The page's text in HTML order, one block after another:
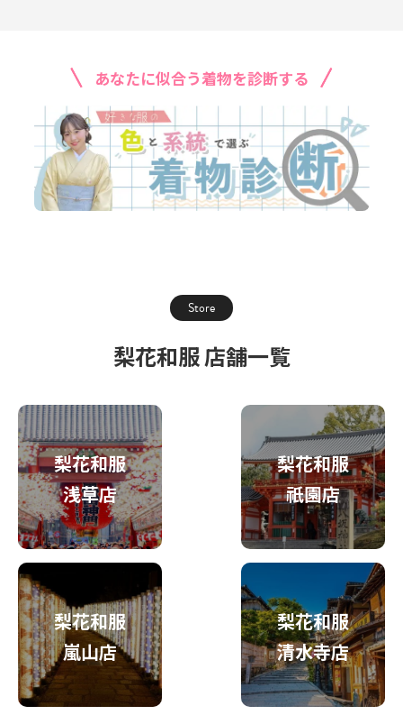
あなたに似合う着物を診断する
Store
梨花和服 店舗一覧
梨花和服
浅草店
梨花和服
祇園店
梨花和服
嵐山店
梨花和服
清水寺店